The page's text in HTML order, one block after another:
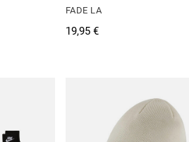
FADE LA
19,95 €